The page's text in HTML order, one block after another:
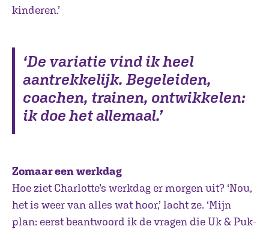
kinderen.’
‘De variatie vind ik heel
aantrekkelijk. Begeleiden,
coachen, trainen, ontwikkelen:
ik doe het allemaal.’
Zomaar eenwerkdag
Hoe ziet Charlotte’s werkdag er morgen uit? ‘Nou,
het is weer van alles wat hoor,’ lacht ze. ‘Mijn
plan: eerst beantwoord ik de vragen die Uk & Puk-